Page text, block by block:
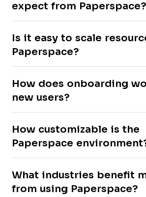
expect from Paperspace?
Is it easy to scale
Paperspace?
How does onboarding
new users?
How customizable is the
Paperspace
What industries benefit
from using Paperspace?